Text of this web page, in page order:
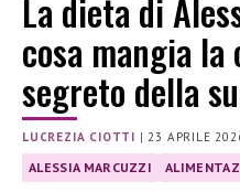
La dieta di
cosa mangia
segreto della
LUCREZIA CIOTTI |23 APRILE
ALESSIA MARCUZZI